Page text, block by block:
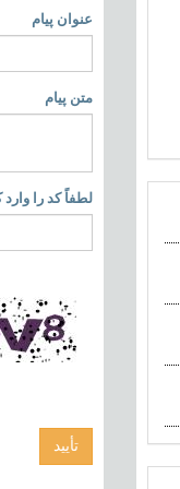
عنوان پیام
متن پیام
لطفاً کد را وارد